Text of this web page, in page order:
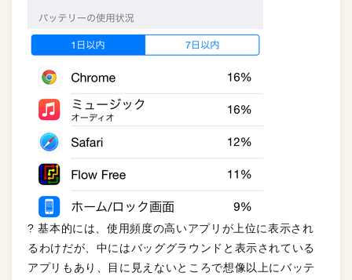
? 基本的には、使用頻度の高いアプリが上位に表示され
るわけだが、中にはバッググラウンドと表示されている
アプリもあり、目に見えないところで想像以上にバッテ